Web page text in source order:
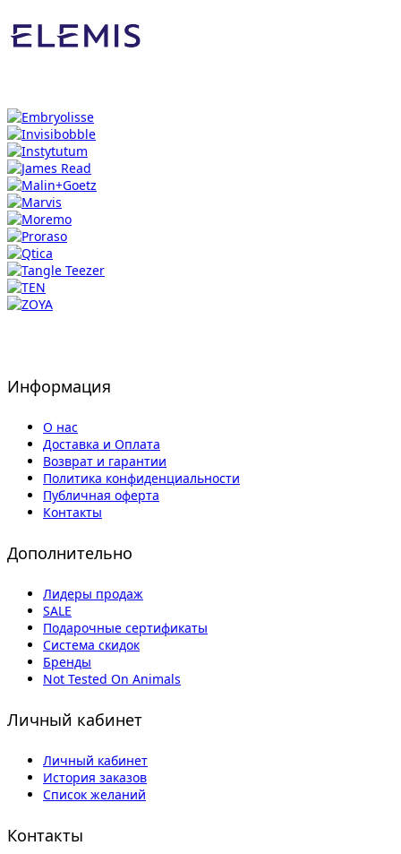
Информация
О нас
Доставка и Оплата
Возврат и гарантии
Политика конфиденциальности
Публичная оферта
Контакты
Дополнительно
Лидеры продаж
SALE
Подарочные сертификаты
Система скидок
Бренды
Not Tested On Animals
Личный кабинет
Личный кабинет
История заказов
Список желаний
Контакты